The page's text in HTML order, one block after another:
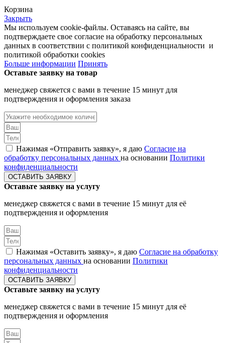
Корзина
Закрыть
Мы используем cookie-файлы. Оставаясь на сайте, вы
подтверждаете свое согласие на обработку персональных
данных в соответствии с политикой конфиденциальности и
политикой обработки cookies
Больше информации Принять
Оставьте заявку на товар
менеджер свяжется с вами в течение 15 минут для
подтверждения и оформления заказа
Нажимая «Отправить заявку», я даю Согласие на
обработку персональных данных на основании Политики
конфиденциальности
ОСТАВИТЬ ЗАЯВКУ
Оставьте заявку на услугу
менеджер свяжется с вами в течение 15 минут для её
подтверждения и оформления
Нажимая «Оставить заявку», я даю Согласие на обработку
персональных данных на основании Политики
конфиденциальности
ОСТАВИТЬ ЗАЯВКУ
Оставьте заявку на услугу
менеджер свяжется с вами в течение 15 минут для её
подтверждения и оформления